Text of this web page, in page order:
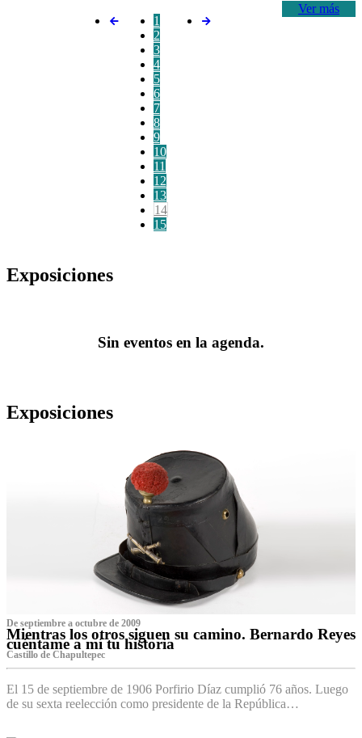
Ver más
1
2
3
4
5
6
7
8
9
10
11
12
13
14
15
Exposiciones
Sin eventos en la agenda.
Exposiciones
De septiembre a octubre de 2009
Mientras los otros siguen su camino. Bernardo Reyes
cuéntame a mí tu historia
Castillo de Chapultepec
El 15 de septiembre de 1906 Porfirio Díaz cumplió 76 años. Luego
de su sexta reelección como presidente de la República…